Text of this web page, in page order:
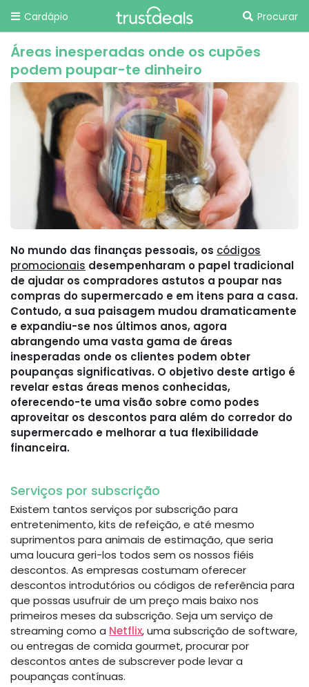
Cardápio Procurar
Áreas inesperadas onde os cupōes
podem poupar-te dinheiro
No mundo das finanças pessoais, os códigos
promocionais desempenharam o papel tradicional
de ajudar os compradores astutos a poupar nas
compras do supermercado e em itens para a casa.
Contudo, a sua paisagem mudou dramaticamente
e expandiu-se nos últimos anos, agora
abrangendo uma vasta gama de áreas
inesperadas onde os clientes podem obter
poupanças significativas. O objetivo deste artigo é
revelar estas áreas menos conhecidas,
oferecendo-te uma visão sobre como podes
aproveitar os descontos para além do corredor do
supermercado e melhorar a tua flexibilidade
financeira.
Serviços por subscrição
Existem tantos serviços por subscrição para
entretenimento, kits de refeição, e até mesmo
suprimentos para animais de estimação, que seria
uma loucura geri-los todos sem os nossos fiéis
descontos. As empresas costumam oferecer
descontos introdutórios ou códigos de referência para
que possas usufruir de um preço mais baixo nos
primeiros meses da subscrição. Seja um serviço de
streaming como a Netflix, uma subscrição de software,
ou entregas de comida gourmet, procurar por
descontos antes de subscrever pode levar a
poupanças contínuas.